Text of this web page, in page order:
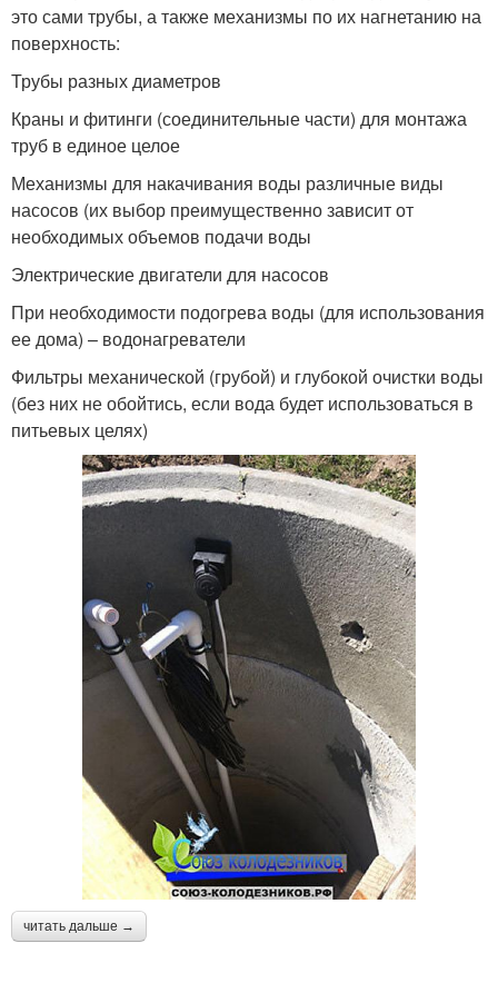
это сами трубы, а также механизмы по их нагнетанию на
поверхность:
Трубы разных диаметров
Краны и фитинги (соединительные части) для монтажа
труб в единое целое
Механизмы для накачивания воды различные виды
насосов (их выбор преимущественно зависит от
необходимых объемов подачи воды
Электрические двигатели для насосов
При необходимости подогрева воды (для использования
ее дома) – водонагреватели
Фильтры механической (грубой) и глубокой очистки воды
(без них не обойтись, если вода будет использоваться в
питьевых целях)
читать дальше →